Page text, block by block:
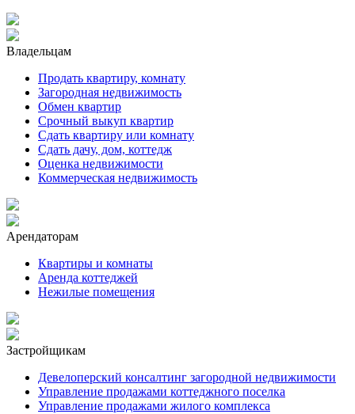
Владельцам
Продать квартиру, комнату
Загородная недвижимость
Обмен квартир
Срочный выкуп квартир
Сдать квартиру или комнату
Сдать дачу, дом, коттедж
Оценка недвижимости
Коммерческая недвижимость
Арендаторам
Квартиры и комнаты
Аренда коттеджей
Нежилые помещения
Застройщикам
Девелоперский консалтинг загородной недвижимости
Управление продажами коттеджного поселка
Управление продажами жилого комплекса